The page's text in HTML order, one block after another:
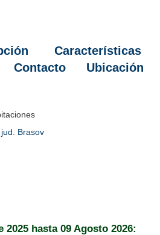
Características
Contacto Ubicación
Brasov
2025 hasta 09 Agosto 2026: